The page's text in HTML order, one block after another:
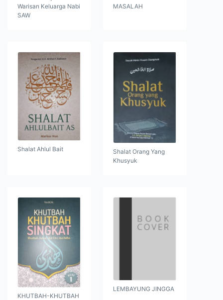
Warisan Keluarga Nabi
SAW
MASALAH
Shalat Ahlul Bait
Shalat Orang Yang
Khusyuk
KHUTBAH-KHUTBAH
LEMBAYUNG JINGGA